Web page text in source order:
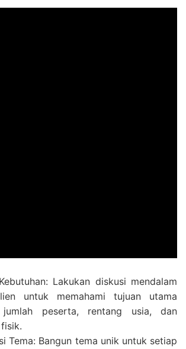
Lakukan diskusi mendalam
untuk memahami tujuan utama
peserta, rentang usia, dan
Tema: Bangun tema unik untuk setiap